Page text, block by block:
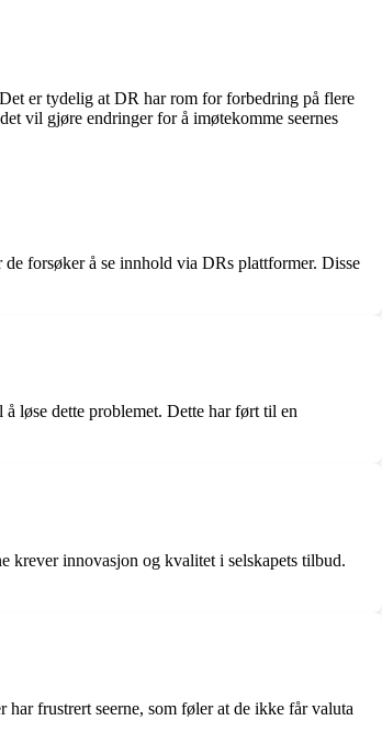
er tydelig at DR har rom for forbedring på flere
vil gjøre endringer for å imøtekomme seernes
forsøker å se innhold via DRs plattformer. Disse
løse dette problemet. Dette har ført til en
krever innovasjon og kvalitet i selskapets tilbud.
frustrert seerne, som føler at de ikke får valuta